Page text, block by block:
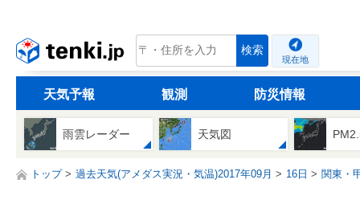
tenki.jp 検索
現在地
天気予報 観測 防災情報
雨雲レーダー 天気図
トップ 過去天気(アメダス実況・気温)2017年09月 16日 関東・